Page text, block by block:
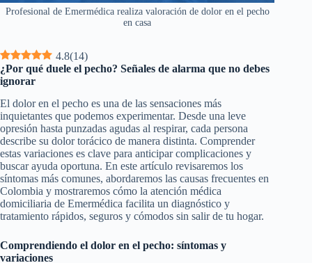
Profesional de Emermédica realiza valoración de dolor en el pecho
en casa
4.8(14)
¿Por qué duele el pecho? Señales de alarma que no debes
ignorar
El dolor en el pecho es una de las sensaciones más
inquietantes que podemos experimentar. Desde una leve
opresión hasta punzadas agudas al respirar, cada persona
describe su dolor torácico de manera distinta. Comprender
estas variaciones es clave para anticipar complicaciones y
buscar ayuda oportuna. En este artículo revisaremos los
síntomas más comunes, abordaremos las causas frecuentes en
Colombia y mostraremos cómo la atención médica
domiciliaria de Emermédica facilita un diagnóstico y
tratamiento rápidos, seguros y cómodos sin salir de tu hogar.
Comprendiendo el dolor en el pecho: síntomas y
variaciones